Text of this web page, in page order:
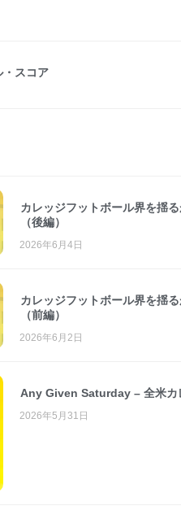
・スコア
カレッジフットボール界を揺
（後編）
2026年6月4日
カレッジフットボール界を揺
（前編）
2026年6月2日
Any Given Saturday – 全米カ
2026年5月31日